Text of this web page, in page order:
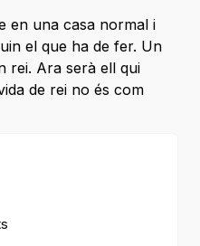
en una casa normal i
el que ha de fer. Un
rei. Ara serà ell qui
de rei no és com